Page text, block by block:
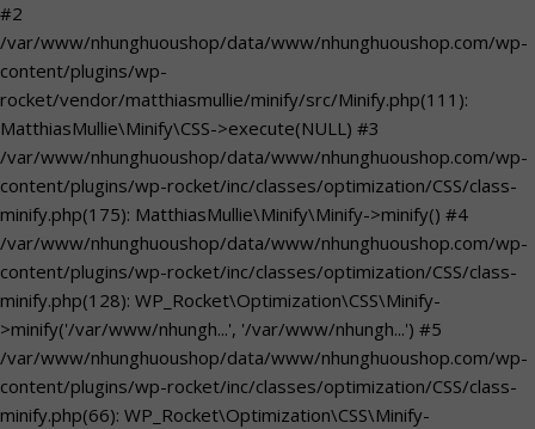
#2
/var/www/nhunghuoushop/data/www/nhunghuoushop.com/wp-
content/plugins/wp-
rocket/vendor/matthiasmullie/minify/src/Minify.php(111):
MatthiasMullie\Minify\CSS->execute(NULL) #3
/var/www/nhunghuoushop/data/www/nhunghuoushop.com/wp-
content/plugins/wp-rocket/inc/classes/optimization/CSS/class-
minify.php(175): MatthiasMullie\Minify\Minify->minify() #4
/var/www/nhunghuoushop/data/www/nhunghuoushop.com/wp-
content/plugins/wp-rocket/inc/classes/optimization/CSS/class-
minify.php(128): WP_Rocket\Optimization\CSS\Minify-
>minify('/var/www/nhungh...', '/var/www/nhungh...') #5
/var/www/nhunghuoushop/data/www/nhunghuoushop.com/wp-
content/plugins/wp-rocket/inc/classes/optimization/CSS/class-
minify.php(66): WP_Rocket\Optimization\CSS\Minify-